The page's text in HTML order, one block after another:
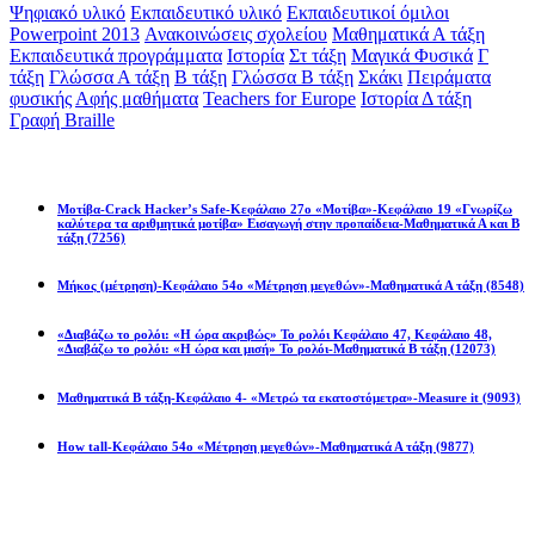
Ψηφιακό υλικό Εκπαιδευτικό υλικό Εκπαιδευτικοί όμιλοι
Powerpoint 2013 Ανακοινώσεις σχολείου Μαθηματικά Α τάξη
Εκπαιδευτικά προγράμματα Ιστορία Στ τάξη Μαγικά Φυσικά Γ
τάξη Γλώσσα Α τάξη Β τάξη Γλώσσα Β τάξη Σκάκι Πειράματα
φυσικής Αφής μαθήματα Teachers for Europe Ιστορία Δ τάξη
Γραφή Braille
Μοτίβα-Crack Hacker’s Safe-Κεφάλαιο 27ο «Μοτίβα»-Κεφάλαιο 19 «Γνωρίζω
καλύτερα τα αριθμητικά μοτίβα» Εισαγωγή στην προπαίδεια-Μαθηματικά Α και Β
τάξη (7256)
Μήκος (μέτρηση)-Κεφάλαιο 54ο «Μέτρηση μεγεθών»-Μαθηματικά Α τάξη (8548)
«Διαβάζω το ρολόι: «Η ώρα ακριβώς» Το ρολόι Κεφάλαιο 47, Κεφάλαιο 48,
«Διαβάζω το ρολόι: «Η ώρα και μισή» Το ρολόι-Μαθηματικά Β τάξη (12073)
Μαθηματικά Β τάξη-Κεφάλαιο 4- «Μετρώ τα εκατοστόμετρα»-Measure it (9093)
How tall-Κεφάλαιο 54ο «Μέτρηση μεγεθών»-Μαθηματικά Α τάξη (9877)